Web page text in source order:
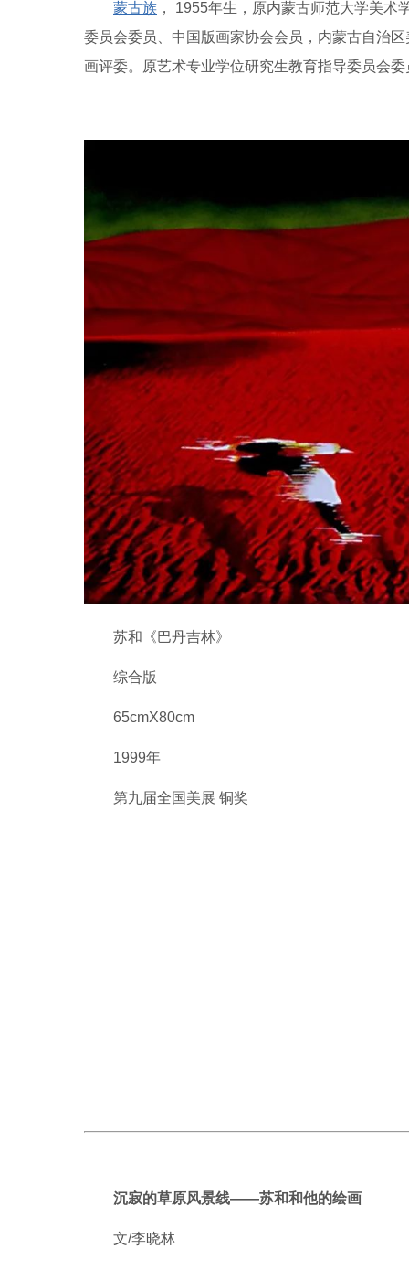
蒙古族 ， 1955年生，原内蒙古师范大学美
委员会委员、中国版画家协会会员，内蒙古自治
画评委。原艺术专业学位研究生教育指导委员会
苏和《巴丹吉林》
综合版
65cmX80cm
1999年
第九届全国美展 铜奖
沉寂的草原风景线——苏和和他的绘画
文/李晓林